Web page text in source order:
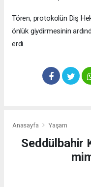
Tören, protokolün Diş
önlük giydirmesinin
erdi.
Anasayfa Yaşam
Seddülbahir